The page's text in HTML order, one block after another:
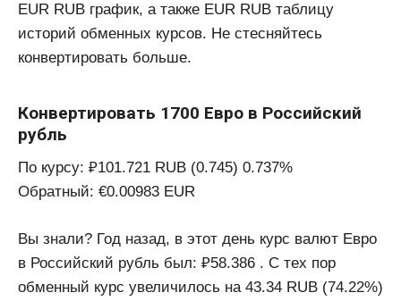
EUR RUB график, а также EUR RUB таблицу
историй обменных курсов. Не стесняйтесь
конвертировать больше.
Конвертировать 1700 Евро в Российский
рубль
По курсу: ₽101.721 RUB (0.745) 0.737%
Обратный: €0.00983 EUR
Вы знали? Год назад, в этот день курс валют Евро
в Российский рубль был: ₽58.386 . С тех пор
обменный курс увеличилось на 43.34 RUB (74.22%)